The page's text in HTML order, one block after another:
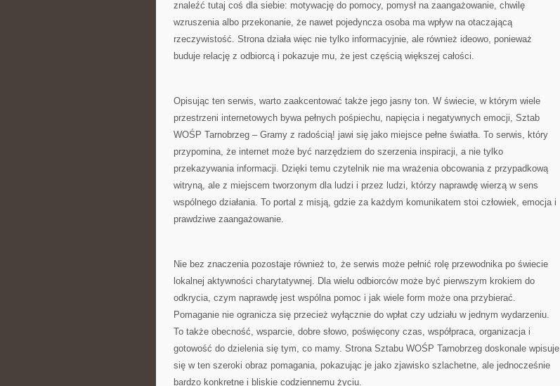
znaleźć tutaj coś dla siebie: motywację do pomocy, pomysł na zaangażowanie, chwilę
wzruszenia albo przekonanie, że nawet pojedyncza osoba ma wpływ na otaczającą
rzeczywistość. Strona działa więc nie tylko informacyjnie, ale również ideowo, ponieważ
buduje relację z odbiorcą i pokazuje mu, że jest częścią większej całości.
Opisując ten serwis, warto zaakcentować także jego jasny ton. W świecie, w którym wiele
przestrzeni internetowych bywa pełnych pośpiechu, napięcia i negatywnych emocji, Sztab
WOŚP Tarnobrzeg – Gramy z radością! jawi się jako miejsce pełne światła. To serwis, który
przypomina, że internet może być narzędziem do szerzenia inspiracji, a nie tylko
przekazywania informacji. Dzięki temu czytelnik nie ma wrażenia obcowania z przypadkową
witryną, ale z miejscem tworzonym dla ludzi i przez ludzi, którzy naprawdę wierzą w sens
wspólnego działania. To portal z misją, gdzie za każdym komunikatem stoi człowiek, emocja i
prawdziwe zaangażowanie.
Nie bez znaczenia pozostaje również to, że serwis może pełnić rolę przewodnika po świecie
lokalnej aktywności charytatywnej. Dla wielu odbiorców może być pierwszym krokiem do
odkrycia, czym naprawdę jest wspólna pomoc i jak wiele form może ona przybierać.
Pomaganie nie ogranicza się przecież wyłącznie do wpłat czy udziału w jednym wydarzeniu.
To także obecność, wsparcie, dobre słowo, poświęcony czas, współpraca, organizacja i
gotowość do dzielenia się tym, co mamy. Strona Sztabu WOŚP Tarnobrzeg doskonale wpisuje
się w ten szeroki obraz pomagania, pokazując je jako zjawisko szlachetne, ale jednocześnie
bardzo konkretne i bliskie codziennemu życiu.